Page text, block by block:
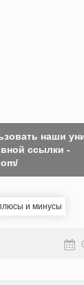
наши
ссылки -
и минусы